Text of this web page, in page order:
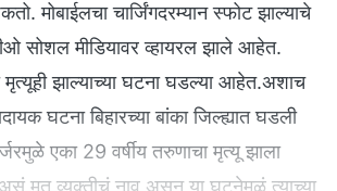
मोबाईलचा चार्जिंगदरम्यान स्फोट झाल्याचे
सोशल मीडियावर व्हायरल झाले आहेत.
मृत्यूही झाल्याच्या घटना घडल्या आहेत.अशाच
घटना बिहारच्या बांका जिल्ह्यात घडली
एका 29 वर्षीय तरुणाचा मृत्यू झाला
मृत व्यक्तीचं नाव असून या घटनेमुळं त्याच्या